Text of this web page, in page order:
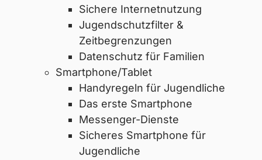
Sichere Internetnutzung
Jugendschutzfilter &
Zeitbegrenzungen
Datenschutz für Familien
Smartphone/Tablet
Handyregeln für Jugendliche
Das erste Smartphone
Messenger-Dienste
Sicheres Smartphone für
Jugendliche